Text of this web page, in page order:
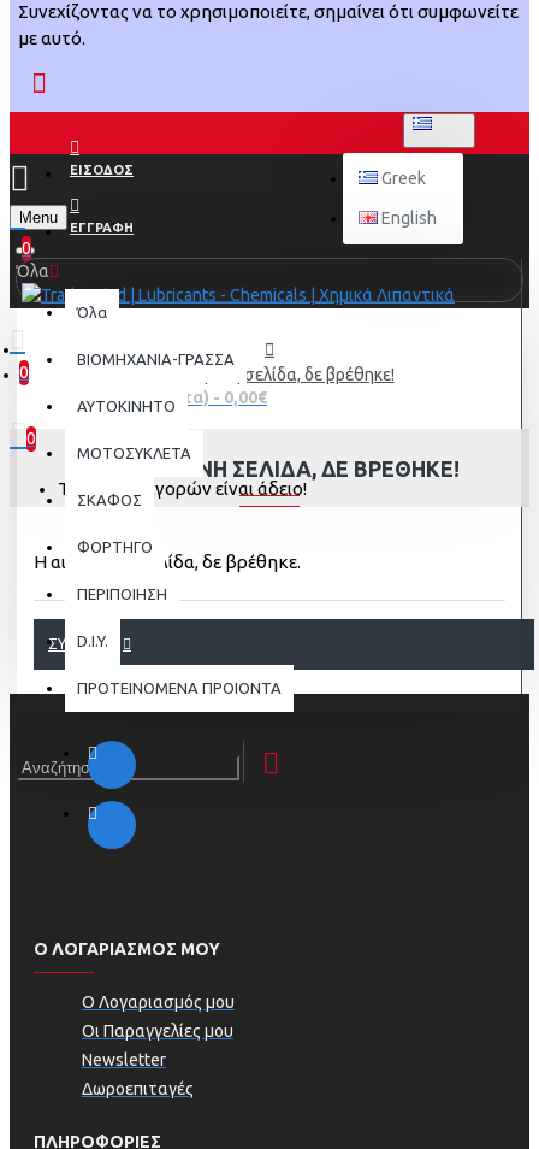
Συνεχίζοντας να το χρησιμοποιείτε, σημαίνει ότι συμφωνείτε
με αυτό.
ΕΙΣΟΔΟΣ
ΕΓΓΡΑΦΗ
Greek
English
Menu
0
0
0 προϊόν(τα) - 0,00€
0
Το καλάθι αγορών είναι άδειο!
Όλα
Όλα
ΒΙΟΜΗΧΑΝΙΑ-ΓΡΑΣΣΑ
AYTOKINHTO
ΜΟΤΟΣΥΚΛΕΤΑ
ΣΚΑΦΟΣ
ΦΟΡΤΗΓΟ
ΠΕΡΙΠΟΙΗΣΗ
D.I.Y.
ΠΡΟΤΕΙΝΟΜΕΝΑ ΠΡΟΙΟΝΤΑ
Η αιτούμενη σελίδα, δε βρέθηκε!
Η ΑΙΤΟΎΜΕΝΗ ΣΕΛΊΔΑ, ΔΕ ΒΡΈΘΗΚΕ!
Η αιτούμενη σελίδα, δε βρέθηκε.
ΣΥΝΈΧΕΙΑ
Ο ΛΟΓΑΡΙΑΣΜΟΣ ΜΟΥ
Ο Λογαριασμός μου
Οι Παραγγελίες μου
Newsletter
Δωροεπιταγές
ΠΛΗΡΟΦΟΡΊΕΣ